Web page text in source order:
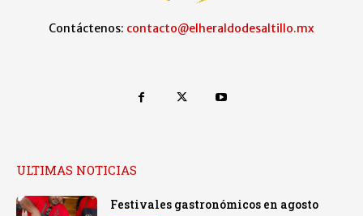
Contáctenos: contacto@elheraldodesaltillo.mx
ULTIMAS NOTICIAS
Festivales gastronómicos en agosto